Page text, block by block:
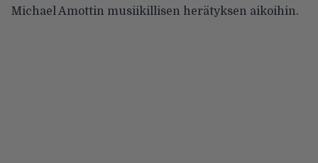
Michael Amottin musiikillisen herätyksen aikoihin.